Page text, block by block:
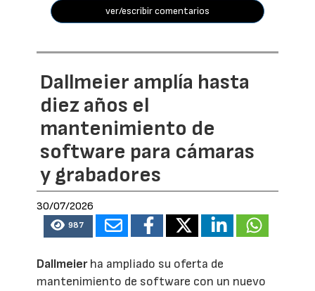
ver/escribir comentarios
Dallmeier amplía hasta
diez años el
mantenimiento de
software para cámaras
y grabadores
30/07/2026
987
Dallmeierha ampliado su oferta de
mantenimiento de software con un nuevo